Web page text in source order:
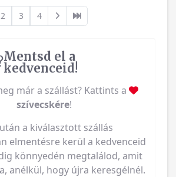
2 3 4
Mentsd el a
kedvenceid!
már a szállást? Kattints a
szívecskére!
után a kiválasztott szállás
elmentésre kerül a kedvenceid
könnyedén megtalálod, amit
anélkül, hogy újra keresgélnél.